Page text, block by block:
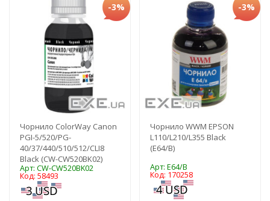
-3%
Чорнило ColorWay Canon
PGI-5/520/PG-
40/37/440/510/512/CLI8
Black (CW-CW520BK02)
Арт: CW-CW520BK02
Код: 58493
-3%
Чорнило WWM EPSON
L110/L210/L355 Black
(E64/B)
Арт: E64/B
Код: 170258